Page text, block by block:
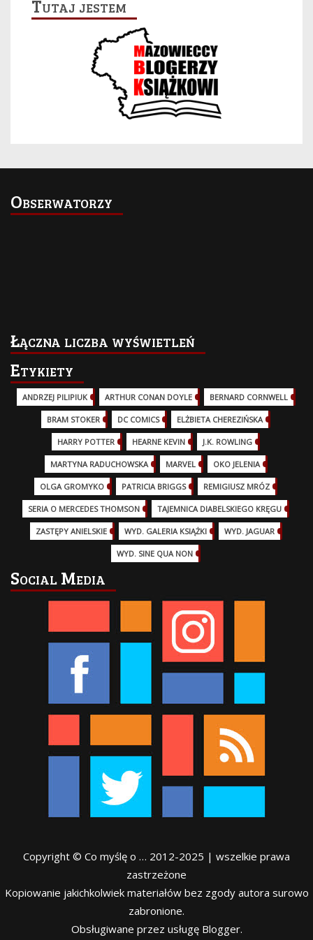
Tutaj jestem
Obserwatorzy
Łączna liczba wyświetleń
Etykiety
ANDRZEJ PILIPIUK (29)ARTHUR CONAN DOYLE BERNARD CORNWELL
BRAM STOKER DC COMICS (17)ELŻBIETA CHEREZIŃSKA
HARRY POTTER (13)HEARNE KEVIN J.K. ROWLING
MARTYNA RADUCHOWSKA MARVEL (32)OKO JELENIA
OLGA GROMYKO PATRICIA BRIGGS (12)REMIGIUSZ MRÓZ
SERIA O MERCEDES THOMSON (11)TAJEMNICA DIABELSKIEGO KRĘGU
ZASTĘPY ANIELSKIE WYD. GALERIA KSIĄŻKI WYD. JAGUAR
WYD. SINE QUA NON
Social Media
Copyright © Co myślę o … 2012-2025 | wszelkie prawa
zastrzeżone
Kopiowanie jakichkolwiek materiałów bez zgody autora surowo
zabronione.
Obsługiwane przez usługę Blogger.